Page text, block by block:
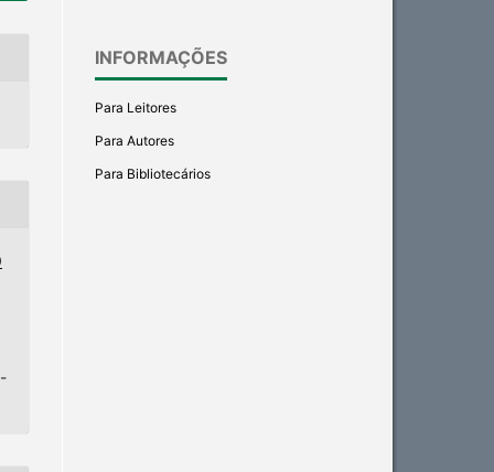
INFORMAÇÕES
Para Leitores
Para Autores
Para Bibliotecários